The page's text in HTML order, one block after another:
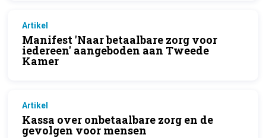
Artikel
Manifest 'Naar betaalbare zorg voor
iedereen' aangeboden aan Tweede
Kamer
Artikel
Kassa over onbetaalbare zorg en de
gevolgen voor mensen